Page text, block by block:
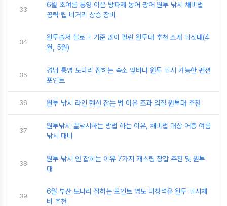
33
6월 초여름 통영 이운 방파제 농어 광어 원투 낚시 채비법
공략 팁 비거리 상승 장비
34
원투솔저 블로그 기준 많이 팔린 원투대 추천 소개 낚싯대(4
월, 5월)
35
경남 통영 도다리 잡히는 숙소 앞바다 원투 낚시 가능한 펜션
포인트
36 원투 낚시 라인 텐션 잡는 법 이유 조과 입질 원투대 추천
37
원투낚시 끌낚시하는 방법 하는 이유, 채비법 대상 어종 여름
낚시 대비
38
원투 낚시 안 잡히는 이유 7가지 캐스팅 장갑 추천 및 원투
대
39
6월 부산 도다리 잡히는 포인트 영도 미창석유 원투 낚시채
비 추천